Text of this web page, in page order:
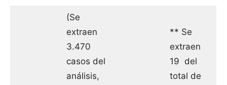
(Se
extraen
3.470
casos del
análisis,
** Se
extraen
19 del
total de